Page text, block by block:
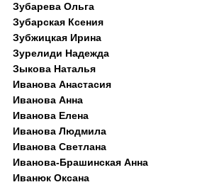
Зубарева Ольга
Зубарская Ксения
Зубжицкая Ирина
Зурелиди Надежда
Зыкова Наталья
Иванова Анастасия
Иванова Анна
Иванова Елена
Иванова Людмила
Иванова Светлана
Иванова-Брашинская Анна
Иванюк Оксана